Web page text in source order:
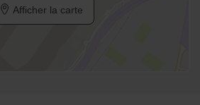
Afficher la carte